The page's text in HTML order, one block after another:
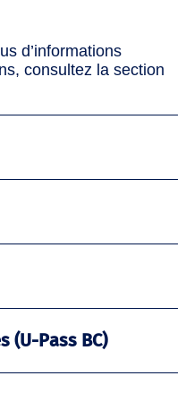
d’informations
consultez la section
Pass BC)